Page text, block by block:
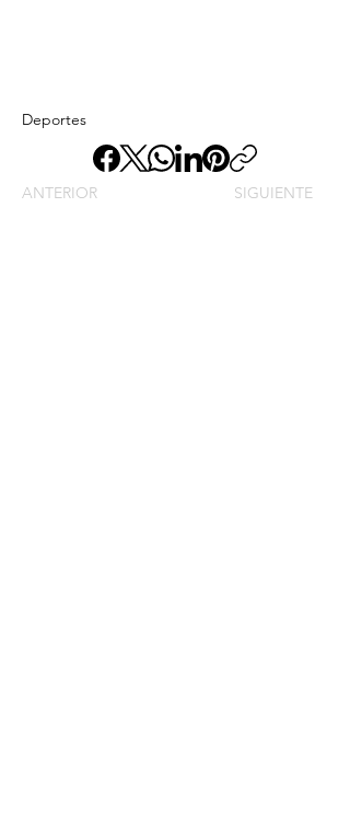
Deportes
ANTERIOR SIGUIENTE